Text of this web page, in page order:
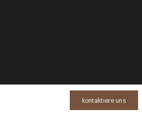
kontaktiere uns